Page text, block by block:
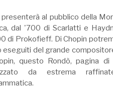
al pubblico della
dal '700 di Scarlatti e
di Prokofieff. Di Chopin
eseguiti del grande
questo Rondò, pagina di
da estrema